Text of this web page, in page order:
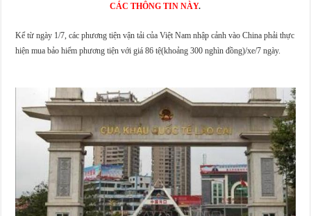
CÁC THÔNG TIN NÀY.
Kể từ ngày 1/7, các phương tiện vận tải của Việt Nam nhập cảnh vào China phải thực
hiện mua bảo hiểm phương tiện với giá 86 tệ(khoảng 300 nghìn đồng)/xe/7 ngày.